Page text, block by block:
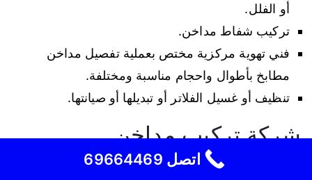
أو الفلل.
تركيب شفاط مداخن.
فني تهوية مركزية مختص بعملية تفصيل مداخن
مطابخ بأطوال واحجام مناسبة ومختلفة.
تنظيف أو غسيل الفلاتر أو تبديلها أو صيانتها.
شركة تركيب مداخن
هل ترغب في التواصل مع شركة تركيب مداخن؟ نحن
اتصل 69664469